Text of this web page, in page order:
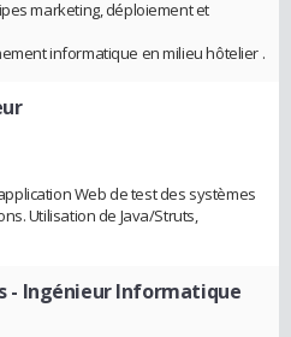
marketing, déploiement et
informatique en milieu hôtelier .
Web de test des systèmes
Utilisation de Java/Struts,
- Ingénieur Informatique